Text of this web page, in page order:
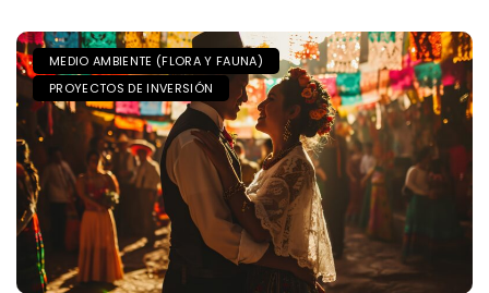
MEDIO AMBIENTE (FLORA Y FAUNA)
PROYECTOS DE INVERSIÓN